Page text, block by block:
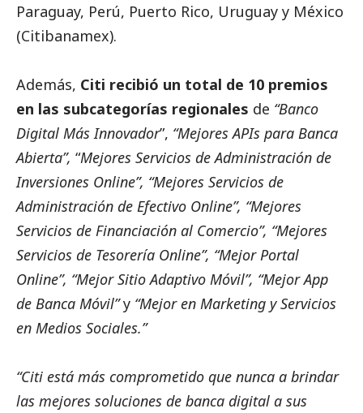
Paraguay, Perú, Puerto Rico, Uruguay y México
(Citibanamex).
Además, Citi recibió un total de 10 premios
en las subcategorías regionales de “Banco
Digital Más Innovador”, “Mejores APIs para Banca
Abierta”, “Mejores Servicios de Administración de
Inversiones Online”, “Mejores Servicios de
Administración de Efectivo Online”, “Mejores
Servicios de Financiación al Comercio”, “Mejores
Servicios de Tesorería Online”, “Mejor Portal
Online”, “Mejor Sitio Adaptivo Móvil”, “Mejor App
de Banca Móvil”y “Mejor en Marketing y Servicios
en Medios Sociales.”
“Citi está más comprometido que nunca a brindar
las mejores soluciones de banca digital a sus